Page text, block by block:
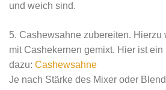
und weich sind.
5. Cashewsahne zubereiten. Hierzu
mit Cashekernen gemixt. Hier ist
dazu: Cashewsahne
Je nach Stärke des Mixer oder